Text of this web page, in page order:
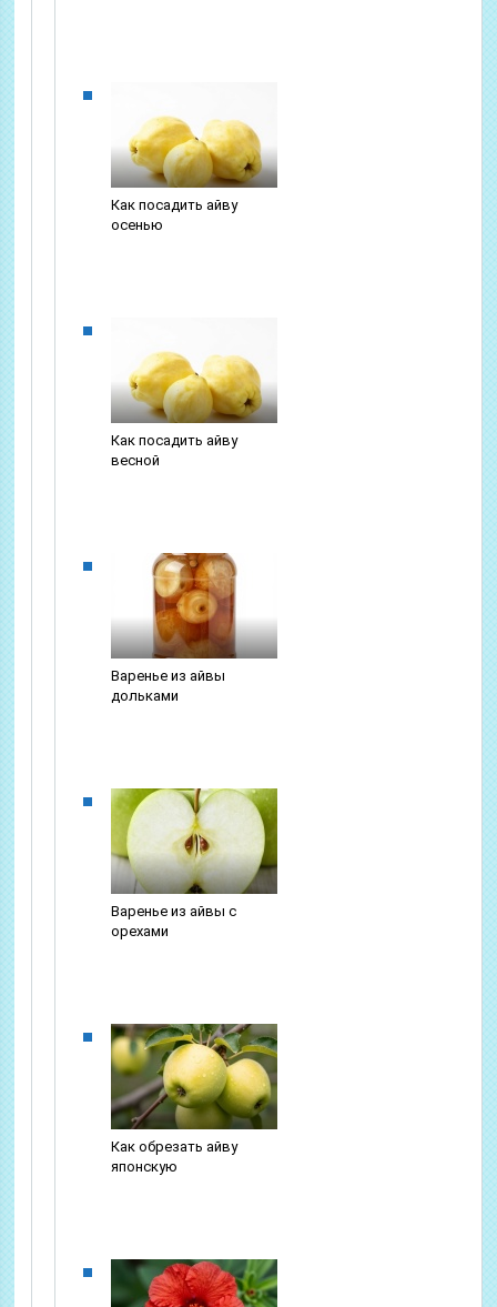
Как посадить айву
осенью
Как посадить айву
весной
Варенье из айвы
дольками
Варенье из айвы с
орехами
Как обрезать айву
японскую